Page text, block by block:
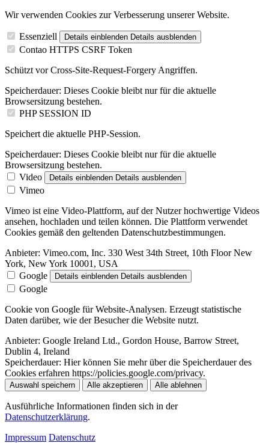
Wir verwenden Cookies zur Verbesserung unserer Website.
Essenziell Details einblenden Details ausblenden
Contao HTTPS CSRF Token
Schützt vor Cross-Site-Request-Forgery Angriffen.
Speicherdauer: Dieses Cookie bleibt nur für die aktuelle
Browsersitzung bestehen.
PHP SESSION ID
Speichert die aktuelle PHP-Session.
Speicherdauer: Dieses Cookie bleibt nur für die aktuelle
Browsersitzung bestehen.
Video
Details einblenden Details ausblenden
Vimeo
Vimeo ist eine Video-Plattform, auf der Nutzer hochwertige Videos
ansehen, hochladen und teilen können. Die Plattform verwendet
Cookies gemäß den geltenden Datenschutzbestimmungen.
Anbieter: Vimeo.com, Inc. 330 West 34th Street, 10th Floor New
York, New York 10001, USA
Google
Details einblenden Details ausblenden
Google
Cookie von Google für Website-Analysen. Erzeugt statistische
Daten darüber, wie der Besucher die Website nutzt.
Anbieter: Google Ireland Ltd., Gordon House, Barrow Street,
Dublin 4, Ireland
Speicherdauer: Hier können Sie mehr über die Speicherdauer des
Cookies erfahren https://policies.google.com/privacy.
Auswahl speichern Alle akzeptieren Alle ablehnen
Ausführliche Informationen finden sich in der
Datenschutzerklärung.
Impressum Datenschutz